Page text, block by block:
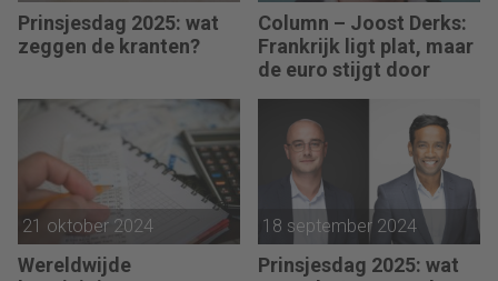
Prinsjesdag 2025: wat
zeggen de kranten?
Column – Joost Derks:
Frankrijk ligt plat, maar
de euro stijgt door
21 oktober 2024
Wereldwijde
18 september 2024
Prinsjesdag 2025: wat